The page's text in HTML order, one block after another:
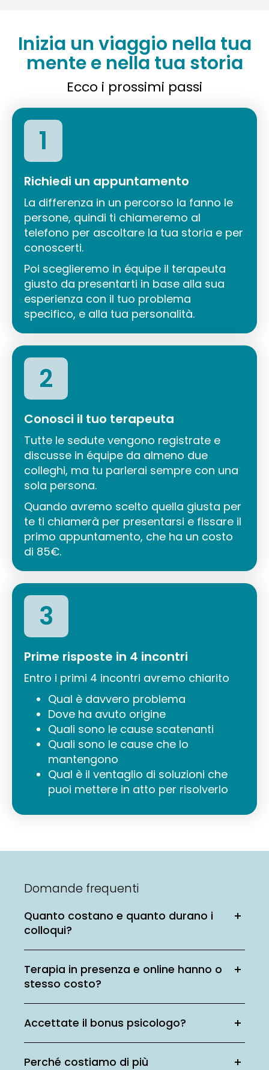
Inizia un viaggio nella tua
mente e nella tua storia
Ecco i prossimi passi
1
Richiedi un appuntamento
La differenza in un percorso la fanno le
persone, quindi ti chiameremo al
telefono per ascoltare la tua storia e per
conoscerti.
Poi sceglieremo in équipe il terapeuta
giusto da presentarti in base alla sua
esperienza con il tuo problema
specifico, e alla tua personalità.
2
Conosci il tuo terapeuta
Tutte le sedute vengono registrate e
discusse in équipe da almeno due
colleghi, ma tu parlerai sempre con una
sola persona.
Quando avremo scelto quella giusta per
te ti chiamerà per presentarsi e fissare il
primo appuntamento, che ha un costo
di 85€.
3
Prime risposte in 4 incontri
Entro i primi 4 incontri avremo chiarito
Qual è davvero problema
Dove ha avuto origine
Quali sono le cause scatenanti
Quali sono le cause che lo
mantengono
Qual è il ventaglio di soluzioni che
puoi mettere in atto per risolverlo
Domande frequenti
Quanto costano e quanto durano i
colloqui?
Terapia in presenza e online hanno o
stesso costo?
Accettate il bonus psicologo?
Perché costiamo di più